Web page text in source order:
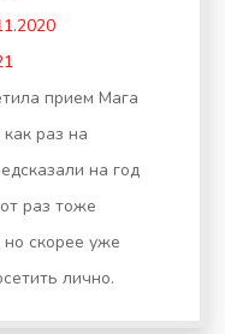
прием Мага
раз на
на год
раз тоже
но скорее уже
лично.